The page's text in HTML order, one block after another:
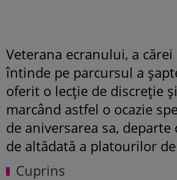
Veterana ecranului, a cărei
întinde pe parcursul a
oferit o lecție de discreție
marcând astfel o ocazie
de aniversarea sa,
de altădată a platourilor
Cuprins